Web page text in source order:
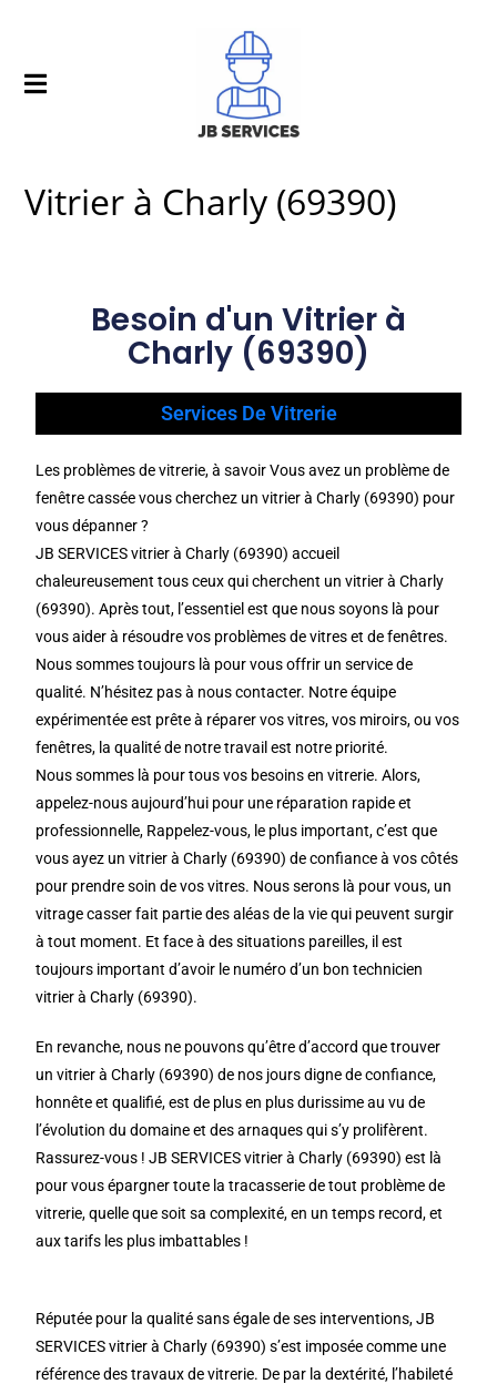
Vitrier à Charly (69390)
Besoin d'un Vitrier à
Charly (69390)
Services De Vitrerie
Les problèmes de vitrerie, à savoir Vous avez un problème de
fenêtre cassée vous cherchez un vitrier à Charly (69390) pour
vous dépanner ?
JB SERVICES vitrier à Charly (69390) accueil
chaleureusement tous ceux qui cherchent un vitrier à Charly
(69390). Après tout, l’essentiel est que nous soyons là pour
vous aider à résoudre vos problèmes de vitres et de fenêtres.
Nous sommes toujours là pour vous offrir un service de
qualité. N’hésitez pas à nous contacter. Notre équipe
expérimentée est prête à réparer vos vitres, vos miroirs, ou vos
fenêtres, la qualité de notre travail est notre priorité.
Nous sommes là pour tous vos besoins en vitrerie. Alors,
appelez-nous aujourd’hui pour une réparation rapide et
professionnelle, Rappelez-vous, le plus important, c’est que
vous ayez un vitrier à Charly (69390) de confiance à vos côtés
pour prendre soin de vos vitres. Nous serons là pour vous, un
vitrage casser fait partie des aléas de la vie qui peuvent surgir
à tout moment. Et face à des situations pareilles, il est
toujours important d’avoir le numéro d’un bon technicien
vitrier à Charly (69390).
En revanche, nous ne pouvons qu’être d’accord que trouver
un vitrier à Charly (69390) de nos jours digne de confiance,
honnête et qualifié, est de plus en plus durissime au vu de
l’évolution du domaine et des arnaques qui s’y prolifèrent.
Rassurez-vous ! JB SERVICES vitrier à Charly (69390) est là
pour vous épargner toute la tracasserie de tout problème de
vitrerie, quelle que soit sa complexité, en un temps record, et
aux tarifs les plus imbattables !
Réputée pour la qualité sans égale de ses interventions, JB
SERVICES vitrier à Charly (69390) s’est imposée comme une
référence des travaux de vitrerie. De par la dextérité, l’habileté